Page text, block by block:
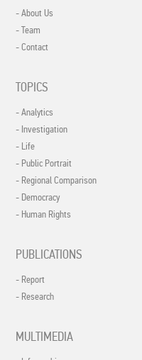
- About Us
- Team
- Contact
TOPICS
- Analytics
- Investigation
- Life
- Public Portrait
- Regional Comparison
- Democracy
- Human Rights
PUBLICATIONS
- Report
- Research
MULTIMEDIA